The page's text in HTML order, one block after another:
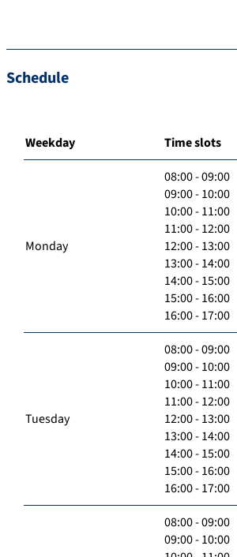
Schedule
Weekday Time slots
Monday
08:00 - 09:00
09:00 - 10:00
10:00 - 11:00
11:00 - 12:00
12:00 - 13:00
13:00 - 14:00
14:00 - 15:00
15:00 - 16:00
16:00 - 17:00
Tuesday
08:00 - 09:00
09:00 - 10:00
10:00 - 11:00
11:00 - 12:00
12:00 - 13:00
13:00 - 14:00
14:00 - 15:00
15:00 - 16:00
16:00 - 17:00
08:00 - 09:00
09:00 - 10:00